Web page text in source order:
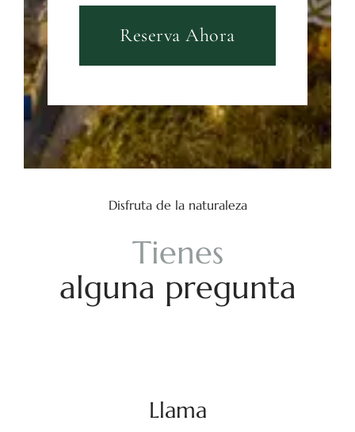
Reserva Ahora
Disfruta de la naturaleza
Tienes
alguna pregunta
Llama